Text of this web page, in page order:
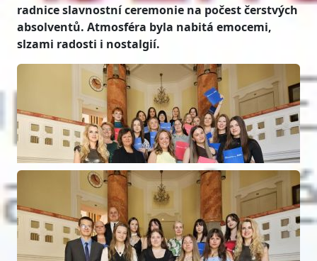
radnice slavnostní ceremonie na počest čerstvých
absolventů. Atmosféra byla nabitá emocemi,
slzami radosti i nostalgií.